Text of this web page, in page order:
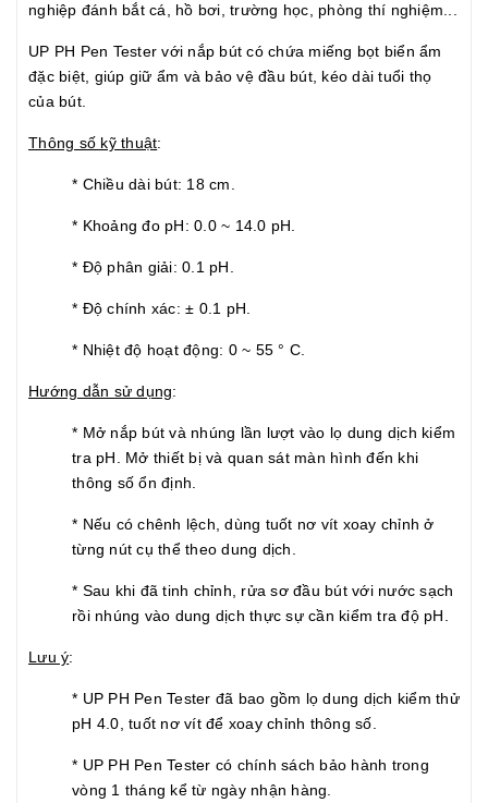
nghiệp đánh bắt cá, hồ bơi, trường học, phòng thí nghiệm...
UP PH Pen Tester với nắp bút có chứa miếng bọt biển ẩm
đặc biệt, giúp giữ ẩm và bảo vệ đầu bút, kéo dài tuổi thọ
của bút.
Thông số kỹ thuật:
* Chiều dài bút: 18 cm.
* Khoảng đo pH: 0.0 ~ 14.0 pH.
* Độ phân giải: 0.1 pH.
* Độ chính xác: ± 0.1 pH.
* Nhiệt độ hoạt động: 0 ~ 55 ° C.
Hướng dẫn sử dụng:
* Mở nắp bút và nhúng lần lượt vào lọ dung dịch kiểm
tra pH. Mở thiết bị và quan sát màn hình đến khi
thông số ổn định.
* Nếu có chênh lệch, dùng tuốt nơ vít xoay chỉnh ở
từng nút cụ thể theo dung dịch.
* Sau khi đã tinh chỉnh, rửa sơ đầu bút với nước sạch
rồi nhúng vào dung dịch thực sự cần kiểm tra độ pH.
Lưu ý:
* UP PH Pen Tester đã bao gồm lọ dung dịch kiểm thử
pH 4.0, tuốt nơ vít để xoay chỉnh thông số.
* UP PH Pen Tester có chính sách bảo hành trong
vòng 1 tháng kể từ ngày nhận hàng.